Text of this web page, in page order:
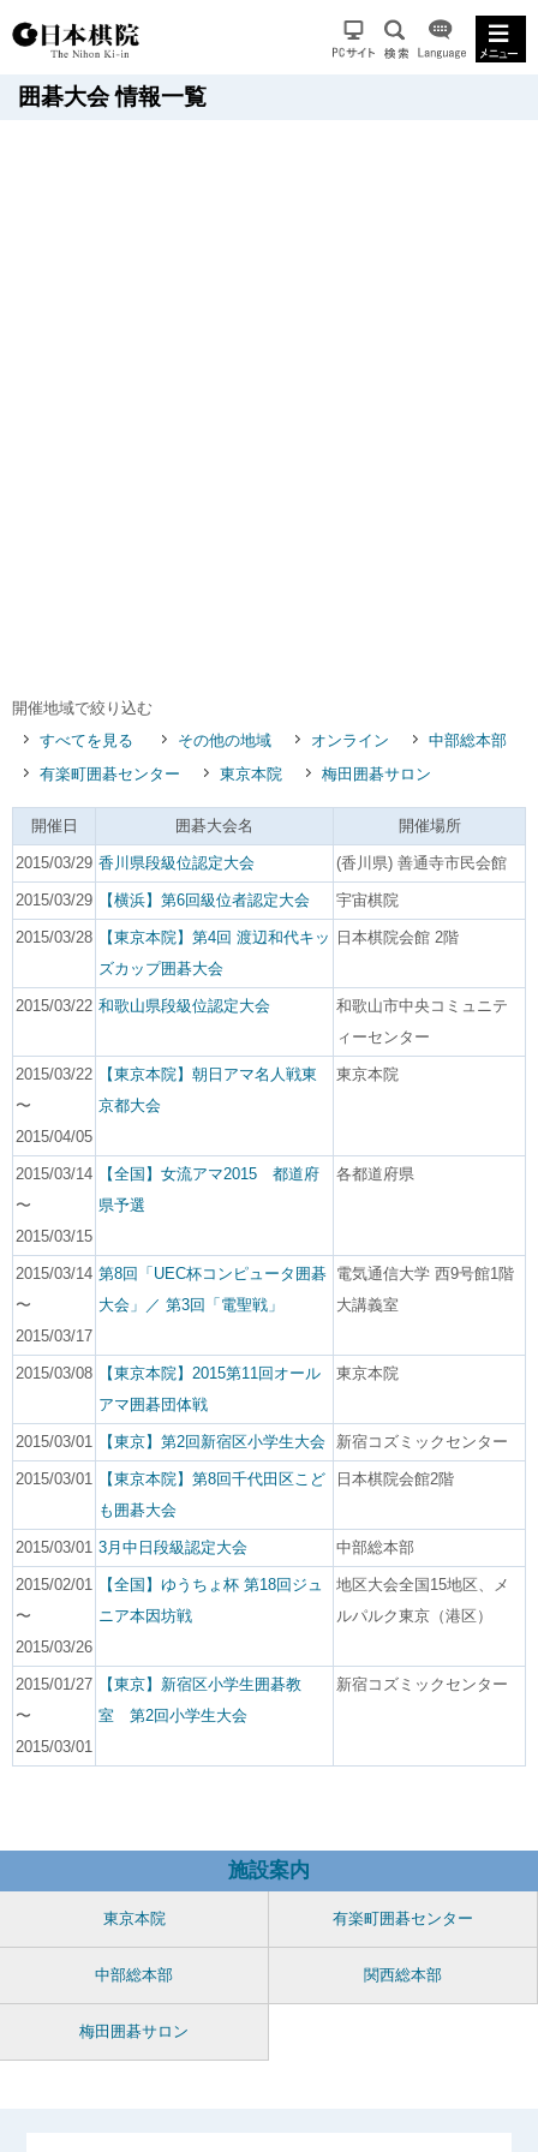
囲碁大会 情報一覧
開催地域で絞り込む
すべてを見る
その他の地域 オンライン
中部総本部
有楽町囲碁センター
東京本院 梅田囲碁サロン
開催日 囲碁大会名 開催場所
2015/03/29 香川県段級位認定大会 (香川県) 善通寺市民会館
2015/03/29 【横浜】第6回級位者認定大会 宇宙棋院
2015/03/28
【東京本院】第4回 渡辺和代キッ
ズカップ囲碁大会
日本棋院会館 2階
2015/03/22 和歌山県段級位認定大会
和歌山市中央コミュニテ
ィーセンター
2015/03/22
〜
2015/04/05
【東京本院】朝日アマ名人戦東
京都大会
東京本院
2015/03/14
〜
2015/03/15
【全国】女流アマ2015 都道府
県予選
各都道府県
2015/03/14
〜
2015/03/17
第8回「UEC杯コンピュータ囲碁
大会」／ 第3回「電聖戦」
電気通信大学 西9号館1階
大講義室
2015/03/08
【東京本院】2015第11回オール
アマ囲碁団体戦
東京本院
2015/03/01 【東京】第2回新宿区小学生大会 新宿コズミックセンター
2015/03/01
【東京本院】第8回千代田区こど
も囲碁大会
日本棋院会館2階
2015/03/01 3月中日段級認定大会 中部総本部
2015/02/01
〜
2015/03/26
【全国】ゆうちょ杯 第18回ジュ
ニア本因坊戦
地区大会全国15地区、メ
ルパルク東京（港区）
2015/01/27
〜
2015/03/01
【東京】新宿区小学生囲碁教
室 第2回小学生大会
新宿コズミックセンター
施設案内
東京本院 有楽町囲碁センター
中部総本部 関西総本部
梅田囲碁サロン